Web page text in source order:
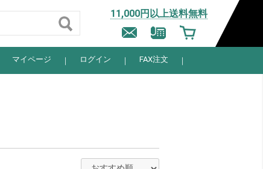
11,000円以上送料無料
マイページ ログイン FAX注文